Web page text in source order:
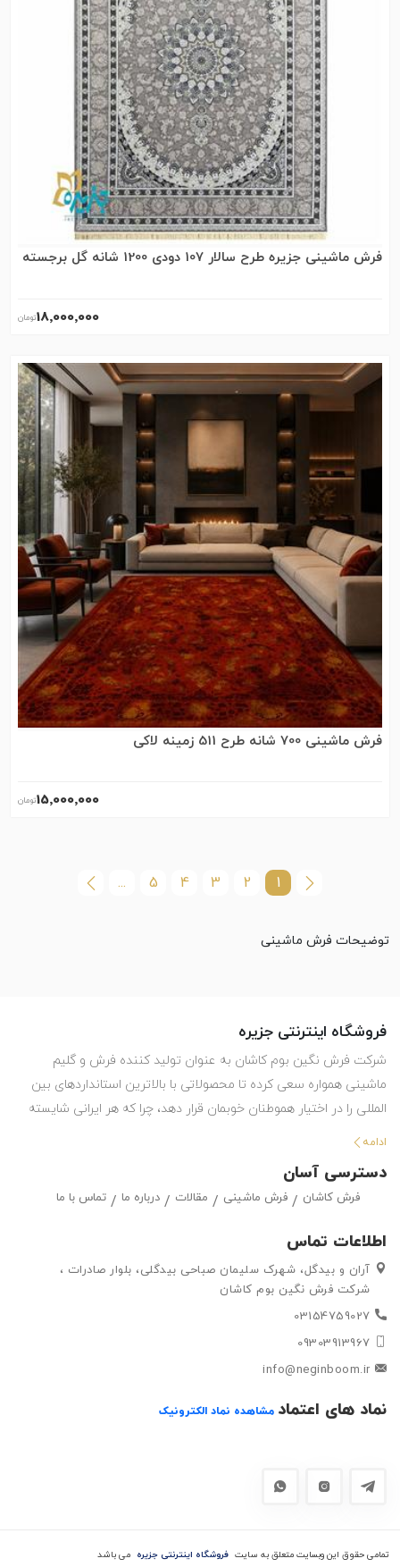
فرش ماشینی جزیره طرح سالار 107 دودی 1200 شانه گل برجسته
18٬000٬000
فرش ماشینی 700 شانه طرح 511 زمینه لاکی
15٬000٬000
1
2
3
4
5
...
توضیحات فرش ماشینی
فروشگاه اینترنتی جزیره
شرکت فرش نگین بوم کاشان به عنوان تولید کننده فرش و گلیم
ماشینی همواره سعی کرده تا محصولاتی با بالاترین استانداردهای بین
المللی را در اختیار هموطنان خوبمان قرار دهد، چرا که هر ایرانی شایسته
استفاده از بهترین هاست. این شرکت با تولید انواع فرش ماشینی و گلیم
مشتریان خود قرار داده تا بتوانند متناسب با سلیقه خود ، فرش ماشینی
و گلیم مورد علاقه خود را به راحتی انتتخاب کرده و خریداری کنند.
ادامه
اطلاعات تماس
آران و بیدگل، شهرک سلیمان صباحی بیدگلی، بلوار صادرات ،
شرکت فرش نگین بوم کاشان
03154759027
09303913967
info@neginboom.ir
دسترسی آسان
فرش کاشان فرش ماشینی مقالات درباره ما تماس با ما
نماد های اعتماد مشاهده نماد الکترونیک
تمامی حقوق این وبسایت متعلق به سایت فروشگاه اینترنتی جزیره می باشد